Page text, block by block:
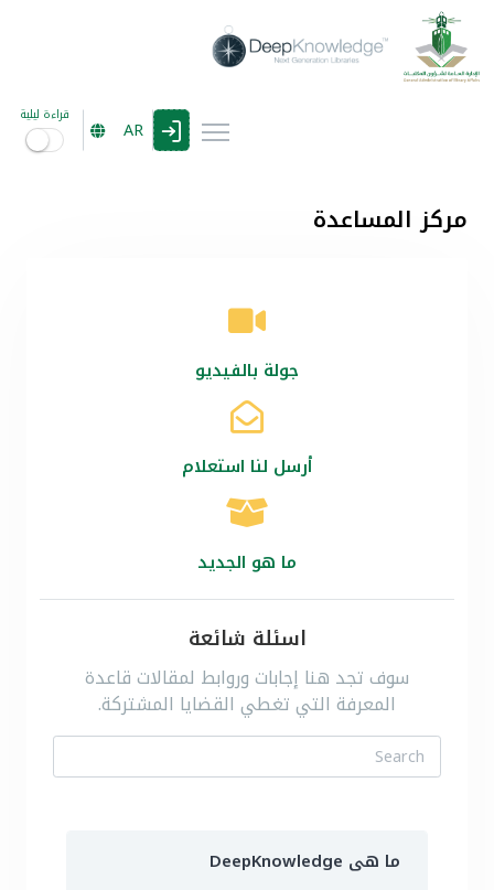
AR
قراءة ليلية
مركز المساعدة
جولة بالفيديو
أرسل لنا استعلام
ما هو الجديد
اسئلة شائعة
سوف تجد هنا إجابات وروابط لمقالات قاعدة
المعرفة التي تغطي القضايا المشتركة.
ما هى DeepKnowledge